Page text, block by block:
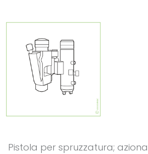
Pistola per spruzzatura;